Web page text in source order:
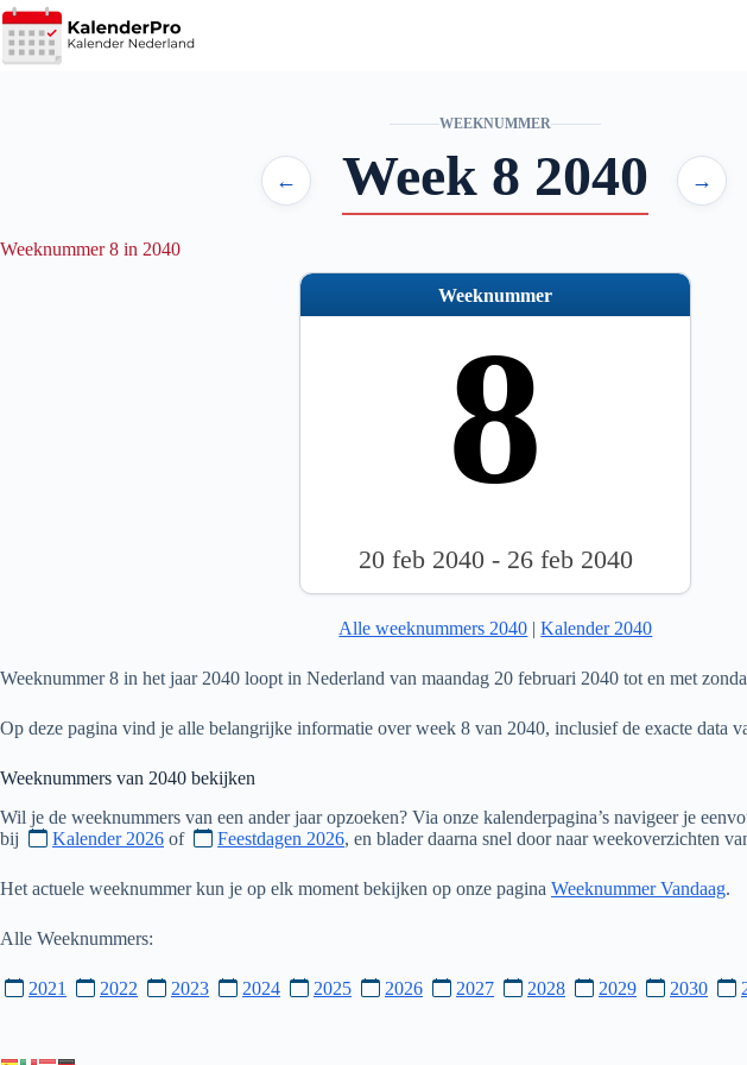
Ga
naar
de
WEEKNUMMER
← Week 8 2040 →
Weeknummer 8 in 2040
Weeknummer
8
20 feb 2040 - 26 feb 2040
Alle weeknummers 2040 |Kalender 2040
Weeknummer 8 in het jaar 2040 loopt in Nederland van maandag 20 februari 2040 tot en met
Op deze pagina vind je alle belangrijke informatie over week 8 van 2040, inclusief de exacte data
Weeknummers van 2040 bekijken
Wil je de weeknummers van een ander jaar opzoeken? Via onze kalenderpagina’s navigeer je
bij
Kalender 2026 of Feestdagen 2026, en blader daarna snel door naar weekoverzichten
Het actuele weeknummer kun je op elk moment bekijken op onze pagina Weeknummer Vandaag.
Alle Weeknummers:
2021 2022 2023 2024 2025 2026 2027 2028 2029 2030